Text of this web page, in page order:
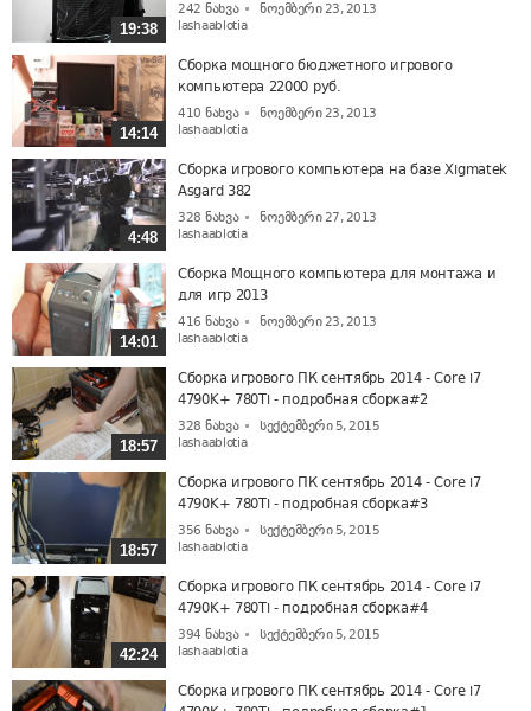
19:38
242 ნახვა
ნოემბერი 23, 2013
lashaablotia
14:14
Сборка мощного бюджетного игрового
компьютера 22000 руб.
410 ნახვა
ნოემბერი 23, 2013
lashaablotia
4:48
Сборка игрового компьютера на базе Xigmatek
Asgard 382
328 ნახვა
ნოემბერი 27, 2013
lashaablotia
14:01
Сборка Мощного компьютера для монтажа и
для игр 2013
416 ნახვა
ნოემბერი 23, 2013
lashaablotia
18:57
Сборка игрового ПК сентябрь 2014 - Core i7
4790K+ 780Ti - подробная сборка#2
328 ნახვა
სექტემბერი 5, 2015
lashaablotia
18:57
Сборка игрового ПК сентябрь 2014 - Core i7
4790K+ 780Ti - подробная сборка#3
356 ნახვა
სექტემბერი 5, 2015
lashaablotia
42:24
Сборка игрового ПК сентябрь 2014 - Core i7
4790K+ 780Ti - подробная сборка#4
394 ნახვა
სექტემბერი 5, 2015
lashaablotia
Сборка игрового ПК сентябрь 2014 - Core i7